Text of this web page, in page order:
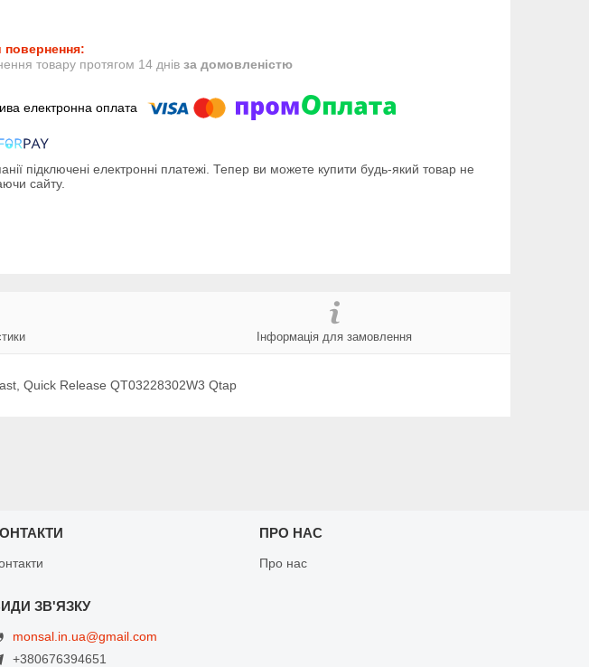
товару протягом 14 днів за домовленістю
підключені електронні платежі. Тепер ви можете купити будь-який товар не
сайту.
Інформація для замовлення
Quick Release QT03228302W3 Qtap
ПРО НАС
Про нас
monsal.in.ua@gmail.com
+380676394651